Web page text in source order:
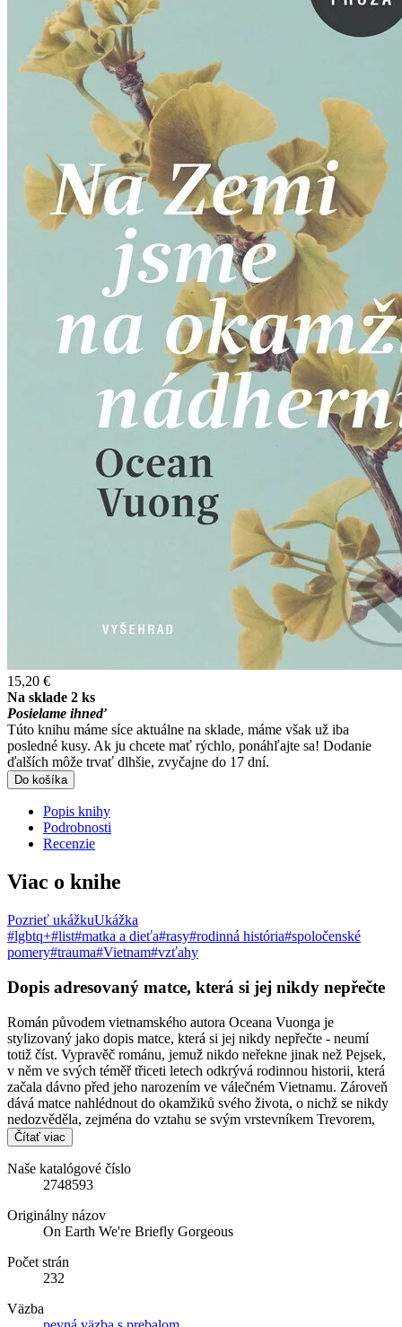
15,20 €
Na sklade 2 ks
Posielame ihneď
Túto knihu máme síce aktuálne na sklade, máme však už iba
posledné kusy. Ak ju chcete mať rýchlo, ponáhľajte sa! Dodanie
ďalších môže trvať dlhšie, zvyčajne do 17 dní.
Do košíka
Popis knihy
Podrobnosti
Recenzie
Viac o knihe
Pozrieť ukážkuUkážka
#lgbtq+#list#matka a dieťa#rasy#rodinná história#spoločenské
pomery#trauma#Vietnam#vzťahy
Dopis adresovaný matce, která si jej nikdy nepřečte
Román původem vietnamského autora Oceana Vuonga je
stylizovaný jako dopis matce, která si jej nikdy nepřečte - neumí
totiž číst. Vypravěč románu, jemuž nikdo neřekne jinak než Pejsek,
v něm ve svých téměř třiceti letech odkrývá rodinnou historii, která
začala dávno před jeho narozením ve válečném Vietnamu. Zároveň
dává matce nahlédnout do okamžiků svého života, o nichž se nikdy
nedozvěděla, zejména do vztahu se svým vrstevníkem Trevorem,
Čítať viac
Naše katalógové číslo
2748593
Originálny názov
On Earth We're Briefly Gorgeous
Počet strán
232
Väzba